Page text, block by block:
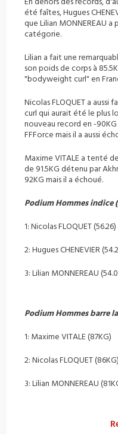
été faîtes,Hugues
que Lilian MONNEREAU a
catégorie.
Lilian a fait une
son poids de corps à
"bodyweight curl" en
Nicolas FLOQUET a
curl qui aurait été leplus
nouveau record en -
FFForce mais il a aussi
Maxime VITALE a tenté
de 91.5KG détenu par
92KG mais il a échoué.
Podium Hommes indice
1: Nicolas FLOQUET (56.26)
2: Hugues CHENEVIER
3: Lilian MONNEREAU
Podium Hommes barre
1: Maxime VITALE (87KG)
2: Nicolas FLOQUET (86KG)
3: Lilian MONNEREAU